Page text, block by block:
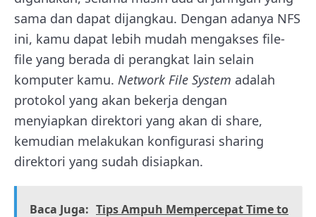
sama dan dapat dijangkau. Dengan adanya NFS
ini, kamu dapat lebih mudah mengakses file-
file yang berada di perangkat lain selain
komputer kamu. Network File System adalah
protokol yang akan bekerja dengan
menyiapkan direktori yang akan di share,
kemudian melakukan konfigurasi sharing
direktori yang sudah disiapkan.
Baca Juga: Tips Ampuh Mempercepat Time to